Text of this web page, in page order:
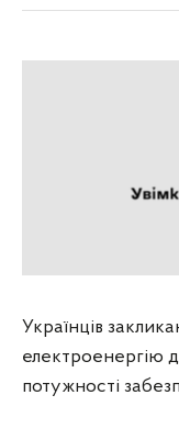
Українців
електроенергію
потужності